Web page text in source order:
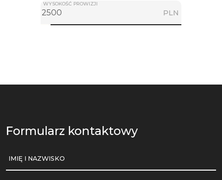
WYSOKOŚĆ PROWIZJI
PLN
Formularz kontaktowy
IMIĘ I NAZWISKO